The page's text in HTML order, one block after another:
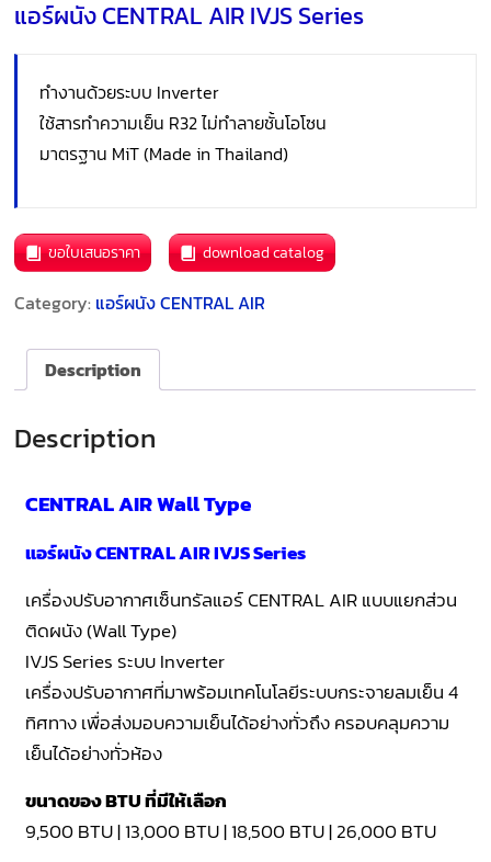
แอร์ผนัง CENTRAL AIR IVJS Series
ทำงานด้วยระบบ Inverter
ใช้สารทำความเย็น R32 ไม่ทำลายชั้นโอโซน
มาตรฐาน MiT (Made in Thailand)
ขอใบเสนอราคา download catalog
Category: แอร์ผนัง CENTRAL AIR
Description
Description
CENTRAL AIR Wall Type
แอร์ผนัง CENTRAL AIR IVJS Series
เครื่องปรับอากาศเซ็นทรัลแอร์ CENTRAL AIR แบบแยกส่วน
ติดผนัง (Wall Type)
IVJS Series ระบบ Inverter
เครื่องปรับอากาศที่มาพร้อมเทคโนโลยีระบบกระจายลมเย็น 4
ทิศทาง เพื่อส่งมอบความเย็นได้อย่างทั่วถึง ครอบคลุมความ
เย็นได้อย่างทั่วห้อง
ขนาดของ BTU ที่มีให้เลือก
9,500 BTU | 13,000 BTU | 18,500 BTU | 26,000 BTU